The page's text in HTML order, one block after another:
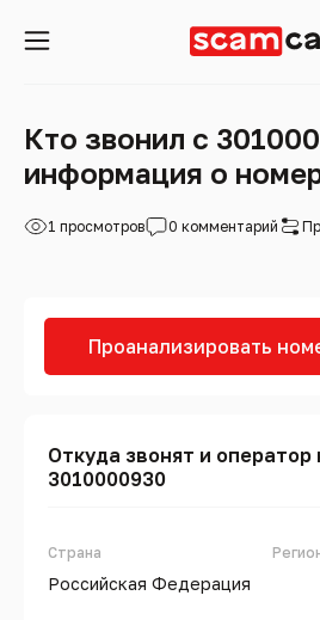
Кто звонил с
информация о
1 просмотров 0 комментарий
Проанализировать
Откуда звонят и оператор
3010000930
Страна
Российская Федерация